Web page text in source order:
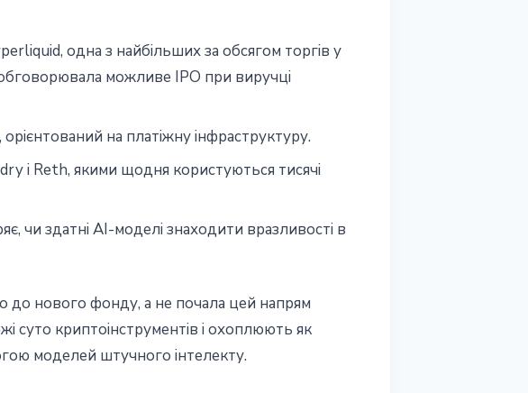
одна з найбільших за обсягом торгів у
можливе IPO при виручці
на платіжну інфраструктуру.
і Reth, якими щодня користуються тисячі
чи здатні AI-моделі знаходити вразливості в
до нового фонду, а не почала цей напрям
суто криптоінструментів і охоплюють як
моделей штучного інтелекту.